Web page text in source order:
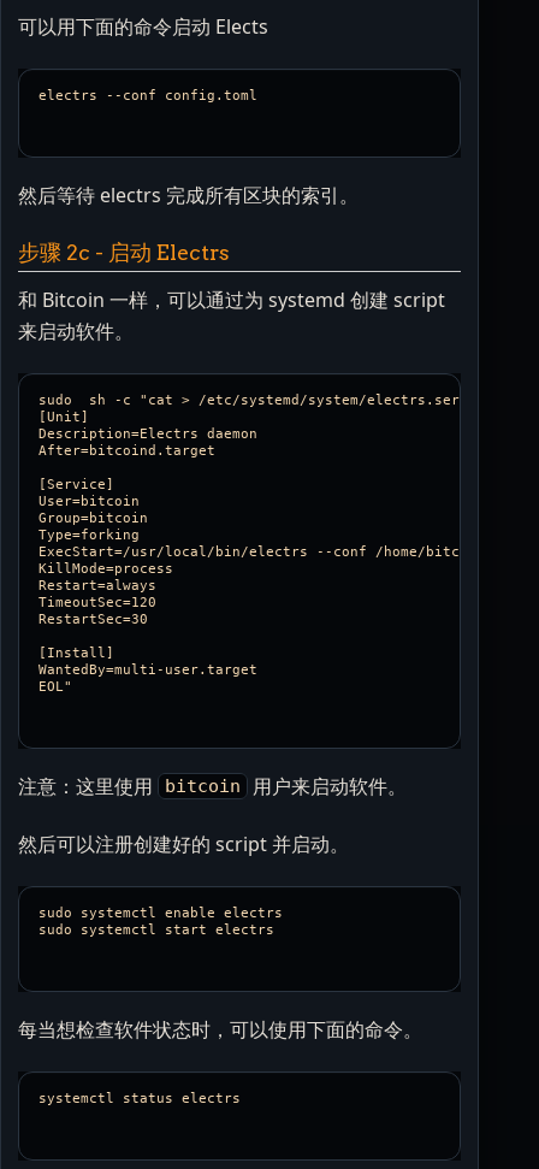
可以用下面的命令启动 Elects
然后等待 electrs 完成所有区块的索引。
步骤 2c - 启动 Electrs
和 Bitcoin 一样，可以通过为 systemd 创建 script
来启动软件。
sudo  sh -c "cat > /etc/systemd/system/electrs.service
[Unit]
Description=Electrs daemon
After=bitcoind.target
[Service]
User=bitcoin
Group=bitcoin
Type=forking
ExecStart=/usr/local/bin/electrs --conf /home/bitcoin/
KillMode=process
Restart=always
TimeoutSec=120
RestartSec=30
[Install]
WantedBy=multi-user.target
注意：这里使用 bitcoin 用户来启动软件。
然后可以注册创建好的 script 并启动。
sudo systemctl enable electrs
每当想检查软件状态时，可以使用下面的命令。